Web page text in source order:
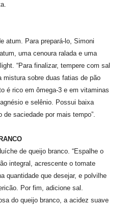
atum. Para prepará-lo, Simoni
uma cenoura ralada e uma
“Para finalizar, tempere com sal
mistura sobre duas fatias de pão
é rico em ômega-3 e em vitaminas
e selênio. Possui baixa
saciedade por mais tempo”.
de queijo branco. “Espalhe o
integral, acrescente o tomate
quantidade que desejar, e polvilhe
Por fim, adicione sal.
do queijo branco, a acidez suave